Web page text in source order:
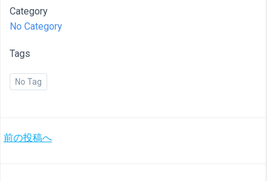
Category
No Category
Tags
No Tag
投
前の投稿へ